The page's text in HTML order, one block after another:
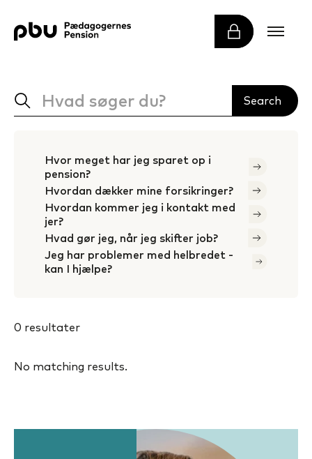
Hvor meget har jeg sparet op i
pension?
Hvordan dækker mine forsikringer?
Hvordan kommer jeg i kontakt med
jer?
Hvad gør jeg, når jeg skifter job?
Jeg har problemer med helbredet -
kan I hjælpe?
0 resultater
No matching results.